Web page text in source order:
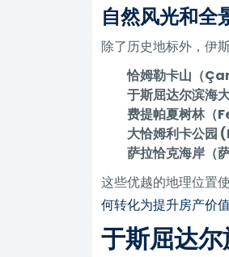
自然风光和全
除了历史地标外，伊
恰姆勒卡山（
于斯屈达尔滨海
费提帕夏树林
大恰姆利卡公
萨拉恰克海岸（
这些优越的地理位置
何转化为提升房产价
于斯屈达